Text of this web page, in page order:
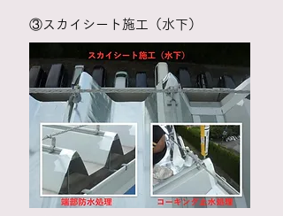
​③スカイシート施工（水下）